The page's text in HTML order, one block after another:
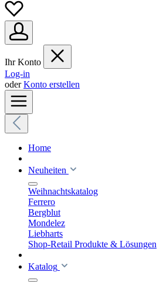
Ihr Konto
Log-in
oderKonto erstellen
Home
Neuheiten
Weihnachtskatalog
Ferrero
Bergblut
Mondelez
Liebharts
Shop-Retail Produkte & Lösungen
Katalog